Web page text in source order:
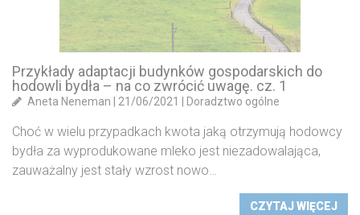
Przykłady adaptacji budynków gospodarskich do
hodowli bydła – na co zwrócić uwagę. cz. 1
Aneta Neneman 21/06/2021 Doradztwo ogólne
Choć w wielu przypadkach kwota jaką otrzymują hodowcy
bydła za wyprodukowane mleko jest niezadowalająca,
zauważalny jest stały wzrost nowo…
CZYTAJ WIĘCEJ